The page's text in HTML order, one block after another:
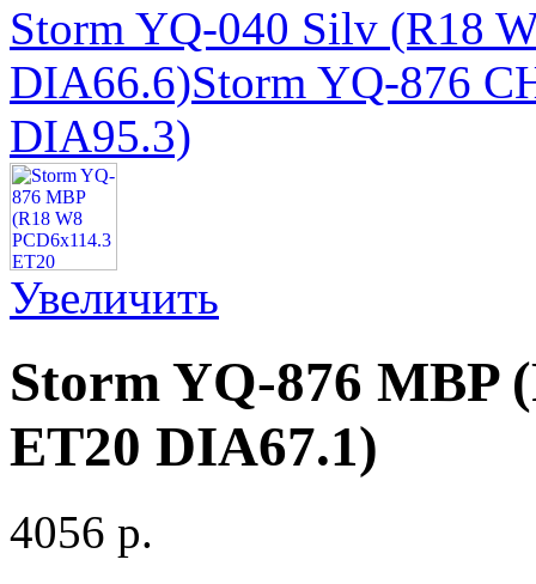
Storm YQ-040 Silv (R18
DIA66.6)Storm YQ-876
DIA95.3)
Увеличить
Storm YQ-876 MBP
ET20 DIA67.1)
4056 p.